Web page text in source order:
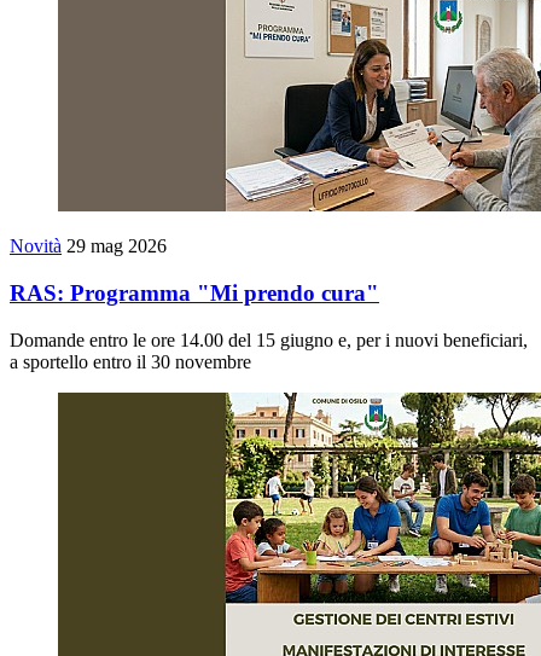
Novità 29 mag 2026
RAS: Programma "Mi prendo cura"
Domande entro le ore 14.00 del 15 giugno e, per i nuovi beneficiari,
a sportello entro il 30 novembre